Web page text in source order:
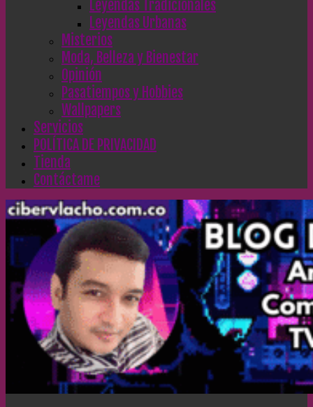
Leyendas Tradicionales
Leyendas Urbanas
Misterios
Moda, Belleza y Bienestar
Opinión
Pasatiempos y Hobbies
Wallpapers
Servicios
POLÍTICA DE PRIVACIDAD
Tienda
Contáctame